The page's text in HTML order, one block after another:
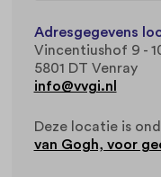
Adresgegevens
Vincentiushof 9 -
5801 DT Venray
info@vvgi.nl
Deze locatie is
van Gogh, voor